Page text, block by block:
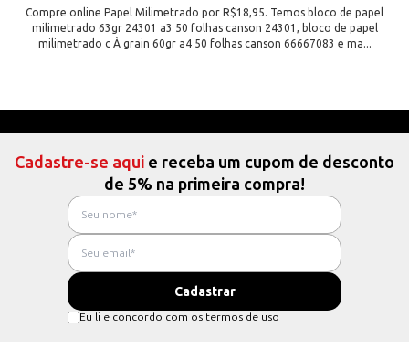
Compre online Papel Milimetrado por R$18,95. Temos bloco de papel
milimetrado 63gr 24301 a3 50 folhas canson 24301, bloco de papel
milimetrado c À grain 60gr a4 50 folhas canson 66667083 e ma...
Cadastre-se aqui e receba um cupom de desconto
de 5% na primeira compra!
Eu li e concordo com os termos de uso